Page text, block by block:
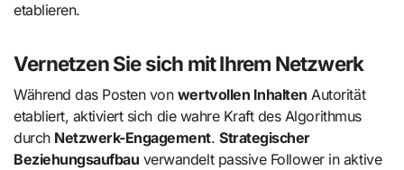
etablieren.
Vernetzen Sie sich mit Ihrem Netzwerk
Während das Posten von wertvollen Inhalten Autorität
etabliert, aktiviert sich die wahre Kraft des Algorithmus
durch Netzwerk-Engagement.Strategischer
Beziehungsaufbau verwandelt passive Follower in aktive